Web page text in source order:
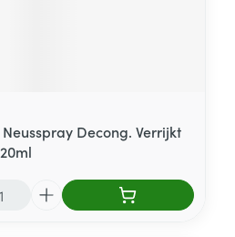
Decong. Verrijkt